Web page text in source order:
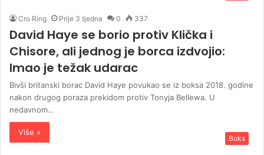
Cro Ring Prije 3 tjedna 0 337
David Haye se borio protiv Klička i
Chisore, ali jednog je borca izdvojio:
Imao je težak udarac
Bivši britanski borac David Haye povukao se iz boksa 2018. godine
nakon drugog poraza prekidom protiv Tonyja Bellewa. U
nedavnom…
Više »
Boks